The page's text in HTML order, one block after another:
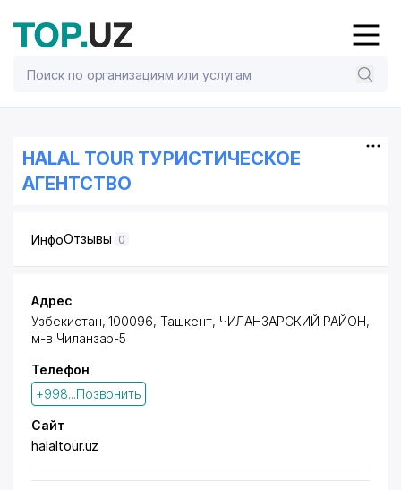
HALAL TOUR ТУРИСТИЧЕСКОЕ
АГЕНТСТВО
ИнфоОтзывы 0
Адрес
Узбекистан, 100096, Ташкент, ЧИЛАНЗАРСКИЙ РАЙОН,
м-в Чиланзар-5
Телефон
+998...Позвонить
Сайт
halaltour.uz